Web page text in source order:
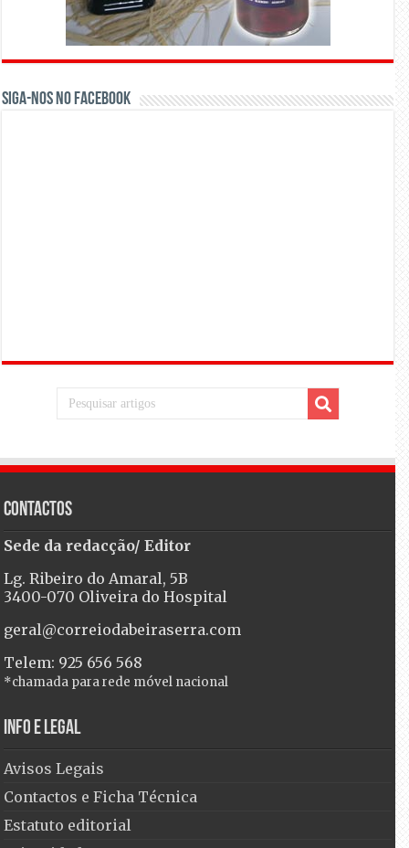
Siga-nos no Facebook
Contactos
Sede da redacção/ Editor
Lg. Ribeiro do Amaral, 5B
3400-070 Oliveira do Hospital
geral@correiodabeiraserra.com
Telem: 925 656 568
*chamada para rede móvel nacional
Info e Legal
Avisos Legais
Contactos e Ficha Técnica
Estatuto editorial